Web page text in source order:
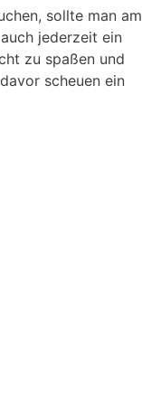
sollte man am
jederzeit ein
zu spaßen und
scheuen ein